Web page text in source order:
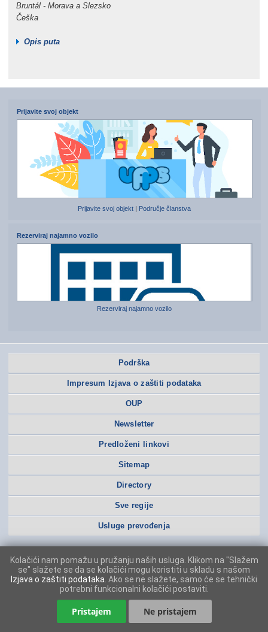
Bruntál - Morava a Slezsko
Češka
Opis puta
Prijavite svoj objekt
Prijavite svoj objekt Područje članstva
Rezerviraj najamno vozilo
Rezerviraj najamno vozilo
Podrška
Impresum Izjava o zaštiti podataka
OUP
Newsletter
Predloženi linkovi
Sitemap
Directory
Sve regije
Usluge prevođenja
Kolačići nam pomažu u pružanju naših usluga. Klikom na "Slažem
se" slažete se da se kolačići mogu koristiti u skladu s našom
Izjava o zaštiti podataka . Ako se ne slažete, samo će se tehnički
potrebni funkcionalni kolačići postaviti.